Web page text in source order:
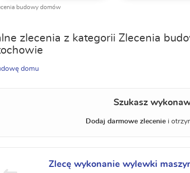
budowy domów
zlecenia z kategorii Zlecenia
domu
Szukasz
Dodaj darmowe zleceniei
Zlecę wykonanie wylewki